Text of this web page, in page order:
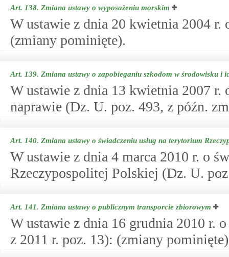
Art. 138. Zmiana ustawy o wyposażeniu morskim
W ustawie z dnia 20 kwietnia 2004
(zmiany pominięte).
Art. 139. Zmiana ustawy o zapobieganiu szkodom w środowisku i
W ustawie z dnia 13 kwietnia 2007
naprawie (Dz. U. poz. 493, z późn.
Art. 140. Zmiana ustawy o świadczeniu usług na terytorium
W ustawie z dnia 4 marca 2010 r. o
Rzeczypospolitej Polskiej (Dz. U.
Art. 141. Zmiana ustawy o publicznym transporcie zbiorowym
W ustawie z dnia 16 grudnia 2010 r.
z 2011 r. poz. 13): (zmiany